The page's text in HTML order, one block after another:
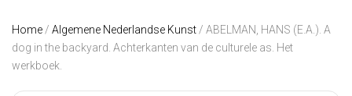
Home / Algemene Nederlandse Kunst / ABELMAN, HANS (E.A.). A
dog in the backyard. Achterkanten van de culturele as. Het
werkboek.